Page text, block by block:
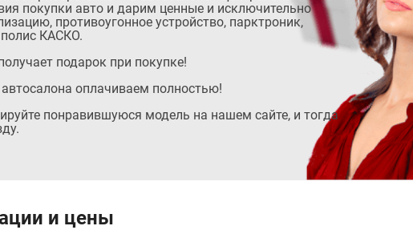
покупки авто и дарим ценные и исключительно
противоугонное устройство, парктроник,
КАСКО.
подарок при покупке!
оплачиваем полностью!
понравившуюся модель на нашем сайте, и тогда
и цены